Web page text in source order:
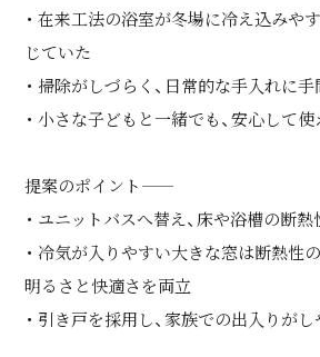
・ 在来工法の浴室が冬場に冷え込みや
じていた
・ 掃除がしづらく、日常的な手入れに
・ 小さな子どもと一緒でも、安心して
提案のポイント――
・ ユニットバスへ替え、床や浴槽の断
・ 冷気が入りやすい大きな窓は断熱性
明るさと快適さを両立
・ 引き戸を採用し、家族での出入りが